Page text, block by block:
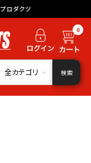
ロダクツ
0
全カテゴリ 検索